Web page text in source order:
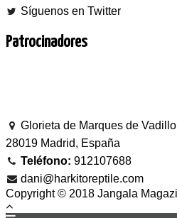
Síguenos en Twitter
Patrocinadores
Glorieta de Marques de
28019 Madrid, España
Teléfono: 912107688
dani@harkitoreptile.com
Copyright © 2018 Jangala